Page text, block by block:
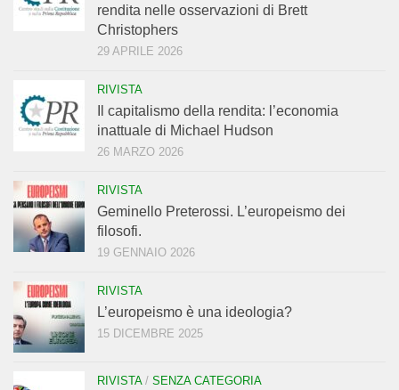
rendita nelle osservazioni di Brett
Christophers
29 APRILE 2026
RIVISTA
Il capitalismo della rendita: l’economia
inattuale di Michael Hudson
26 MARZO 2026
RIVISTA
Geminello Preterossi. L’europeismo dei
filosofi.
19 GENNAIO 2026
RIVISTA
L’europeismo è una ideologia?
15 DICEMBRE 2025
RIVISTA/ SENZA CATEGORIA